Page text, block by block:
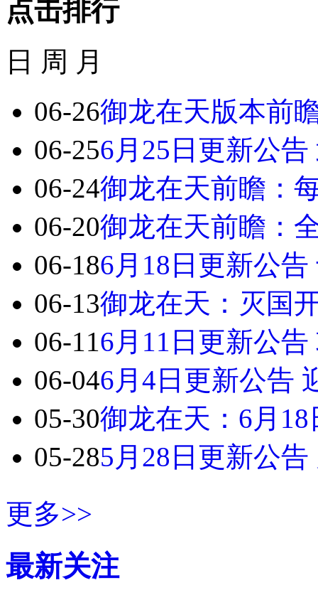
点击排行
日 周 月
06-26御龙在天版本前
06-256月25日更新公
06-24御龙在天前瞻：
06-20御龙在天前瞻：
06-186月18日更新公
06-13御龙在天：灭国
06-116月11日更新公
06-046月4日更新公告
05-30御龙在天：6月18
05-285月28日更新公
更多>>
最新关注